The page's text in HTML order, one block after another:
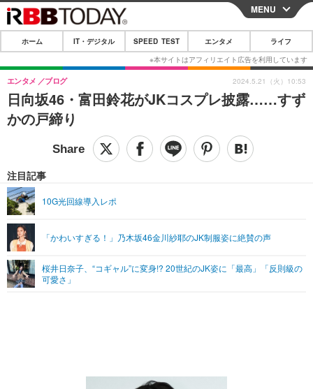
CLOSE
ホーム
IT・デジタル
IT・デジタルTOP スマートフォン
ショッピング その他
SPEED TEST
エンタメTOP 映画・ドラマ
グラビア ブログ
ショッピング その他
ライフTOP
リリース一覧
プッシュ通知の停止方法
MENU
ホーム IT・デジタル SPEED TEST エンタメ ライフ
日向坂46・富田鈴花がJKコスプレ披露……すず
かの戸締り
エンタメ ブログ
注目記事
10G光回線導入レポ
「かわいすぎる！」乃木坂46金川紗耶のJK制服姿に絶賛の声
桜井日奈子、“コギャル”に変身!? 20世紀のJK姿に「最高」「反則級の
可愛さ」
2024.5.21（火）10:53